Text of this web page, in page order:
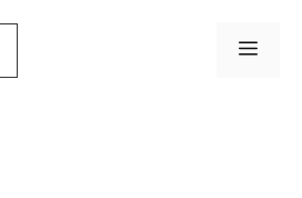
Menu